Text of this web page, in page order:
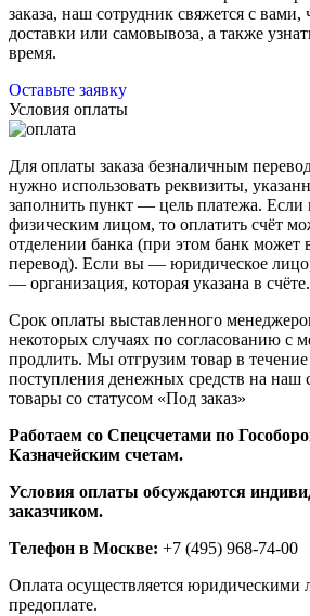
заказа, наш сотрудник свяжется с вами,
доставки или самовывоза, а также
время.
Оставьте заявку
Условия оплаты
Для оплаты заказа безналичным
нужно использовать реквизиты,
заполнить пункт — цель платежа. Если
физическим лицом, то оплатить счёт
отделении банка (при этом банк может
перевод). Если вы — юридическое
— организация, которая указана в счёте.
Срок оплаты выставленного
некоторых случаях по согласованию с
продлить. Мы отгрузим товар в
поступления денежных средств на наш
товары со статусом «Под заказ»
Работаем со Спецсчетами по
Казначейским счетам.
Условия оплаты обсуждаются
заказчиком.
Телефон в Москве: +7 (495) 968-74-00
Оплата осуществляется юридическими
предоплате.